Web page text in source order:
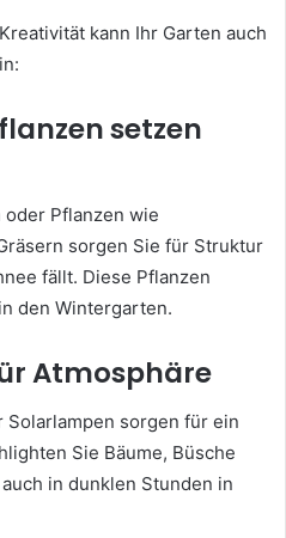
kann Ihr Garten auch
setzen
Pflanzen wie
sorgen Sie für Struktur
fällt. Diese Pflanzen
den Wintergarten.
Atmosphäre
sorgen für ein
Sie Bäume, Büsche
in dunklen Stunden in